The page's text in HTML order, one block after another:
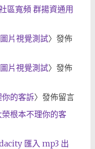
區寬頻 群揚資通用
片視覺測試〉發佈
片視覺測試〉發佈
的客訴〉發佈留言
榮根本不理你的客
匯入 mp3 出